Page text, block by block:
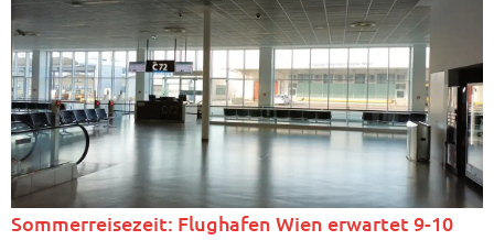
Sommerreisezeit: Flughafen Wien erwartet 9-10